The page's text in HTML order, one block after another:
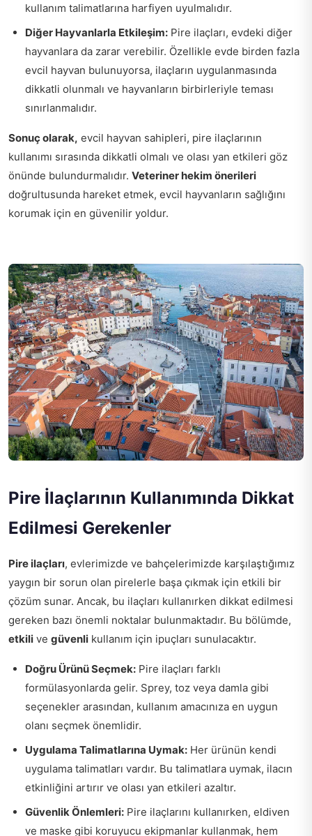
kullanım talimatlarına harfiyen uyulmalıdır.
Diğer Hayvanlarla Etkileşim: Pire ilaçları, evdeki diğer
hayvanlara da zarar verebilir. Özellikle evde birden fazla
evcil hayvan bulunuyorsa, ilaçların uygulanmasında
dikkatli olunmalı ve hayvanların birbirleriyle teması
sınırlanmalıdır.
Sonuç olarak, evcil hayvan sahipleri, pire ilaçlarının
kullanımı sırasında dikkatli olmalı ve olası yan etkileri göz
önünde bulundurmalıdır. Veteriner hekim önerileri
doğrultusunda hareket etmek, evcil hayvanların sağlığını
korumak için en güvenilir yoldur.
Pire İlaçlarının Kullanımında Dikkat
Edilmesi Gerekenler
Pire ilaçları, evlerimizde ve bahçelerimizde karşılaştığımız
yaygın bir sorun olan pirelerle başa çıkmak için etkili bir
çözüm sunar. Ancak, bu ilaçları kullanırken dikkat edilmesi
gereken bazı önemli noktalar bulunmaktadır. Bu bölümde,
etkili ve güvenli kullanım için ipuçları sunulacaktır.
Doğru Ürünü Seçmek: Pire ilaçları farklı
formülasyonlarda gelir. Sprey, toz veya damla gibi
seçenekler arasından, kullanım amacınıza en uygun
olanı seçmek önemlidir.
Uygulama Talimatlarına Uymak: Her ürünün kendi
uygulama talimatları vardır. Bu talimatlara uymak, ilacın
etkinliğini artırır ve olası yan etkileri azaltır.
Güvenlik Önlemleri: Pire ilaçlarını kullanırken, eldiven
ve maske gibi koruyucu ekipmanlar kullanmak, hem